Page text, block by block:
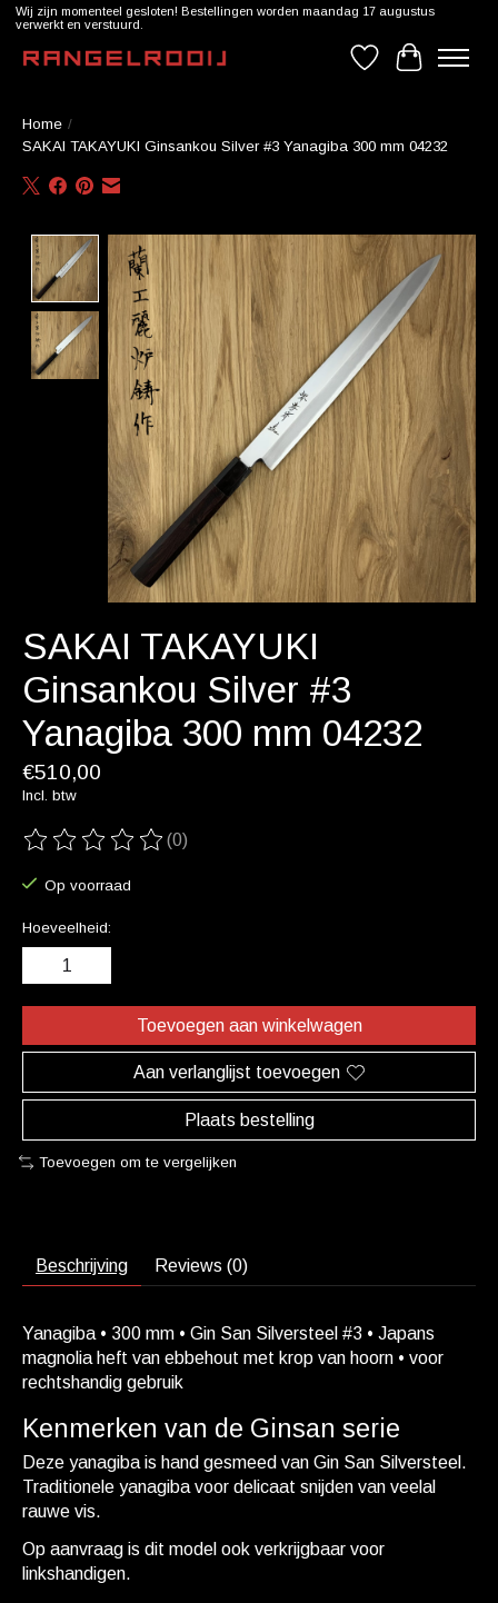
Wij zijn momenteel gesloten! Bestellingen worden maandag 17 augustus
verwerkt en verstuurd.
Verlanglijst
Home /
SAKAI TAKAYUKI Ginsankou Silver #3 Yanagiba 300 mm 04232
Product image slideshow Items
SAKAI TAKAYUKI
Ginsankou Silver #3
Yanagiba 300 mm 04232
€510,00
Incl. btw
De beoordeling van dit product is
(0)
Op voorraad
Hoeveelheid:
Toevoegen aan winkelwagen
Aan verlanglijst toevoegen
Plaats bestelling
Toevoegen om te vergelijken
Beschrijving Reviews (0)
Yanagiba • 300 mm • Gin San Silversteel #3 • Japans
magnolia heft van ebbehout met krop van hoorn • voor
rechtshandig gebruik
Kenmerken van de Ginsan serie
Deze yanagiba is hand gesmeed van Gin San Silversteel.
Traditionele yanagiba voor delicaat snijden van veelal
rauwe vis.
Op aanvraag is dit model ook verkrijgbaar voor
linkshandigen.